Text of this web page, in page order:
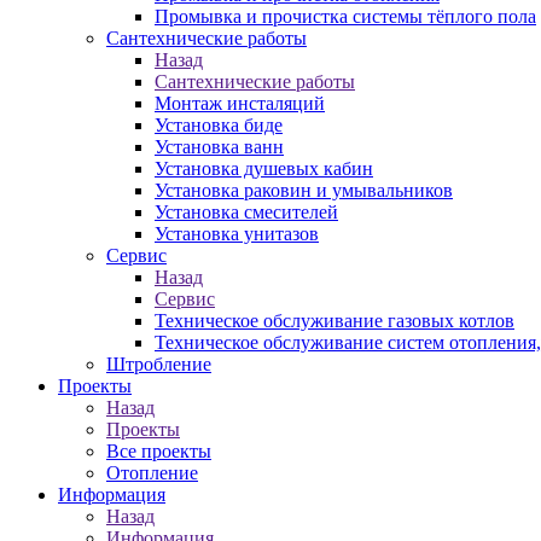
Промывка и прочистка системы тёплого пола
Сантехнические работы
Назад
Сантехнические работы
Монтаж инсталяций
Установка биде
Установка ванн
Установка душевых кабин
Установка раковин и умывальников
Установка смесителей
Установка унитазов
Сервис
Назад
Сервис
Техническое обслуживание газовых котлов
Техническое обслуживание систем
Штробление
Проекты
Назад
Проекты
Все проекты
Отопление
Информация
Назад